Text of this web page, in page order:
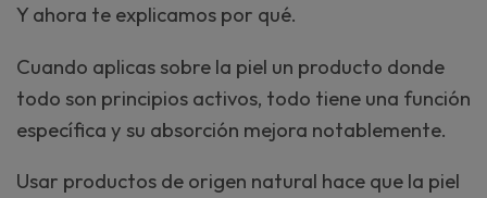
Y ahora te explicamos por qué.
Cuando aplicas sobre la piel un producto donde
todo son principios activos, todo tiene una función
específica y su absorción mejora notablemente.
Usar productos de origen natural hace que la piel